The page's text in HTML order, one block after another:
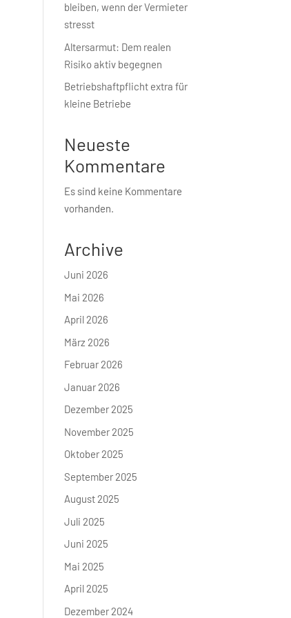
bleiben, wenn der Vermieter
stresst
Altersarmut: Dem realen
Risiko aktiv begegnen
Betriebshaft­pflicht extra für
kleine Betriebe
Neueste
Kommentare
Es sind keine Kommentare
vorhanden.
Archive
Juni 2026
Mai 2026
April 2026
März 2026
Februar 2026
Januar 2026
Dezember 2025
November 2025
Oktober 2025
September 2025
August 2025
Juli 2025
Juni 2025
Mai 2025
April 2025
Dezember 2024